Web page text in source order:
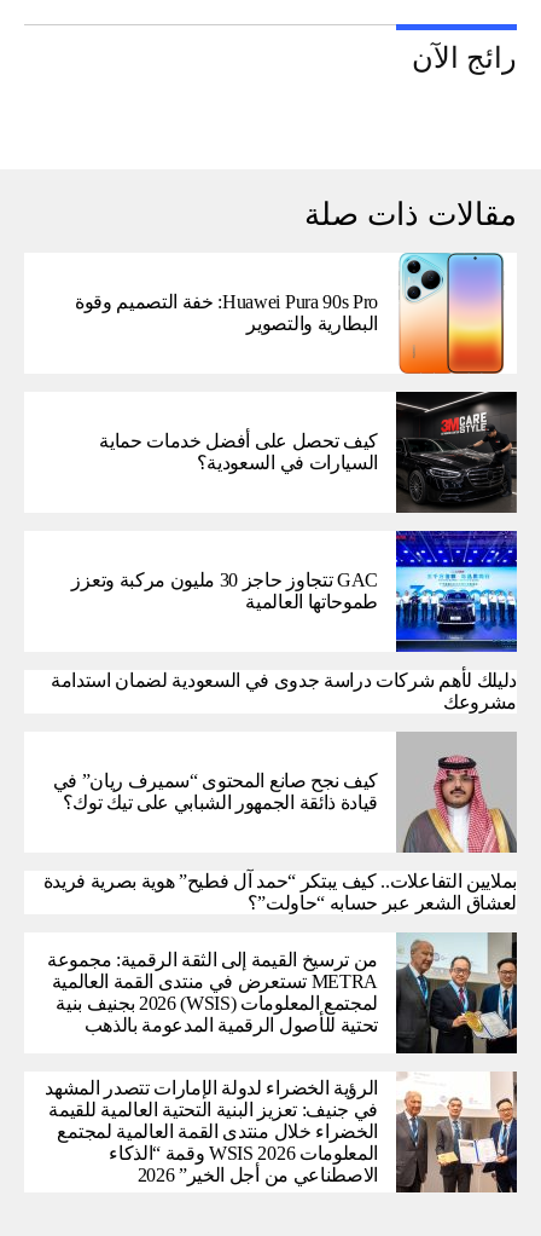
رائج الآن
مقالات ذات صلة
Huawei Pura 90s Pro: خفة التصميم وقوة
البطارية والتصوير
كيف تحصل على أفضل خدمات حماية
السيارات في السعودية؟
GAC تتجاوز حاجز 30 مليون مركبة وتعزز
طموحاتها العالمية
دليلك لأهم شركات دراسة جدوى في السعودية لضمان استدامة
مشروعك
كيف نجح صانع المحتوى “سميرف ريان” في
قيادة ذائقة الجمهور الشبابي على تيك توك؟
بملايين التفاعلات.. كيف يبتكر “حمد آل فطيح” هوية بصرية فريدة
لعشاق الشعر عبر حسابه “حاولت”؟
من ترسيخ القيمة إلى الثقة الرقمية: مجموعة
METRA تستعرض في منتدى القمة العالمية
لمجتمع المعلومات (WSIS) 2026 بجنيف بنية
تحتية للأصول الرقمية المدعومة بالذهب
الرؤية الخضراء لدولة الإمارات تتصدر المشهد
في جنيف: تعزيز البنية التحتية العالمية للقيمة
الخضراء خلال منتدى القمة العالمية لمجتمع
المعلومات WSIS 2026 وقمة “الذكاء
الاصطناعي من أجل الخير” 2026